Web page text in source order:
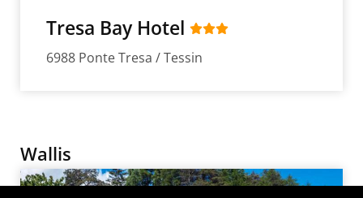
Tresa Bay Hotel
6988 Ponte Tresa / Tessin
Wallis